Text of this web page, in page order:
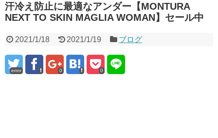
汗冷え防止に最適なアンダー【MONTURA
NEXT TO SKIN MAGLIA WOMAN】セール中
2021/1/18 2021/1/19 ブログ
error 0 0